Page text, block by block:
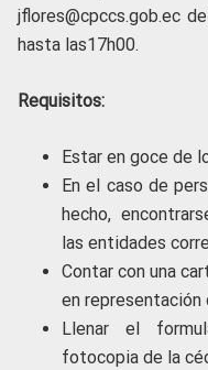
jflores@cpccs.gob.ec
hasta las17h00.
Requisitos:
Estar en goce de
En el caso de
hecho,
las entidades
Contar con una
en representación
Llenar el
fotocopia de la